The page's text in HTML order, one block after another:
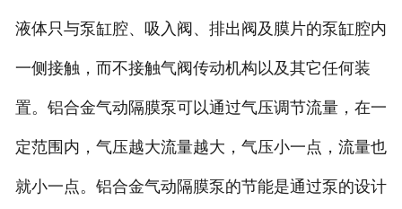
液体只与泵缸腔、吸入阀、排出阀及膜片的泵缸腔内
一侧接触，而不接触气阀传动机构以及其它任何装
置。铝合金气动隔膜泵可以通过气压调节流量，在一
定范围内，气压越大流量越大，气压小一点，流量也
就小一点。铝合金气动隔膜泵的节能是通过泵的设计